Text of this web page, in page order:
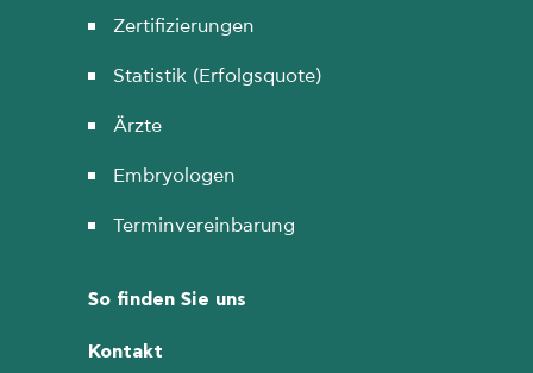
Zertifizierungen
Statistik (Erfolgsquote)
Ärzte
Embryologen
Terminvereinbarung
So finden Sie uns
Kontakt